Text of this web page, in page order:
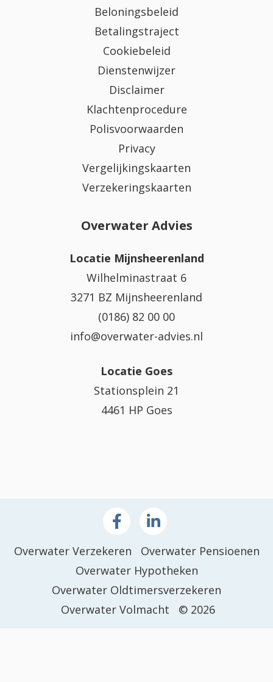
Beloningsbeleid
Betalingstraject
Cookiebeleid
Dienstenwijzer
Disclaimer
Klachtenprocedure
Polisvoorwaarden
Privacy
Vergelijkingskaarten
Verzekeringskaarten
Overwater Advies
Locatie Mijnsheerenland
Wilhelminastraat 6
3271 BZ Mijnsheerenland
(0186) 82 00 00
info@overwater-advies.nl
Locatie Goes
Stationsplein 21
4461 HP Goes
Overwater Verzekeren
Overwater Pensioenen
Overwater Hypotheken
Overwater Oldtimersverzekeren
Overwater Volmacht
© 2026